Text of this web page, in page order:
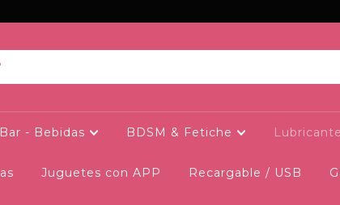
Bar - Bebidas BDSM & Fetiche
Juguetes con APP Recargable / USB